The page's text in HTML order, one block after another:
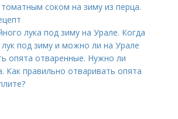
соком на зиму из перца.
лука под зиму на Урале. Когда
под зиму и можно ли на Урале
опята отваренные. Нужно ли
Как правильно отваривать опята